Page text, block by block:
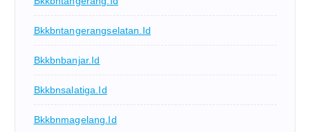
Bkkbntangerangselatan.id
Bkkbnbanjar.id
Bkkbnsalatiga.id
Bkkbnmagelang.id